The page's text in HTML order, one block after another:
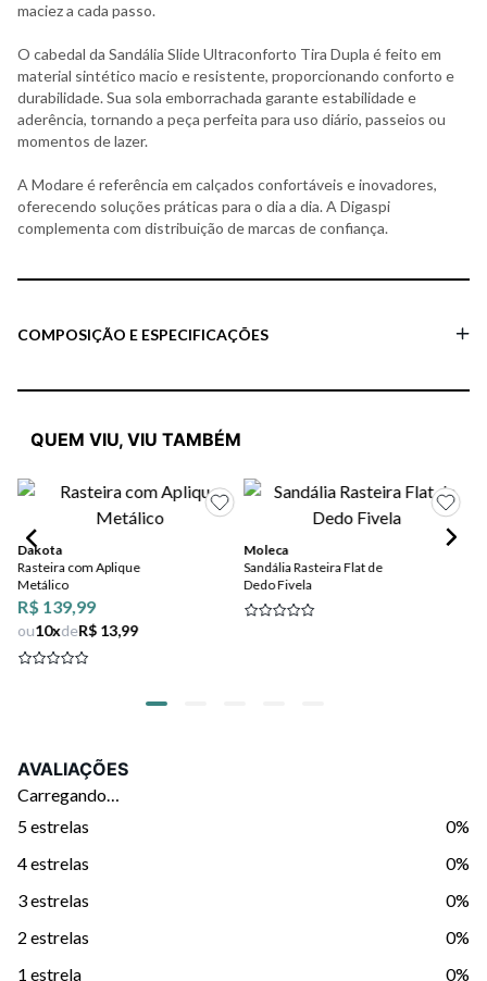
maciez a cada passo.
O cabedal da Sandália Slide Ultraconforto Tira Dupla é feito em
material sintético macio e resistente, proporcionando conforto e
durabilidade. Sua sola emborrachada garante estabilidade e
aderência, tornando a peça perfeita para uso diário, passeios ou
momentos de lazer.
A Modare é referência em calçados confortáveis e inovadores,
oferecendo soluções práticas para o dia a dia. A Digaspi
complementa com distribuição de marcas de confiança.
COMPOSIÇÃO E ESPECIFICAÇÕES
QUEM VIU, VIU TAMBÉM
Dakota
Rasteira com Aplique
Metálico
R$ 139,99
ou10xdeR$ 13,99
Moleca
Sandália Rasteira Flat de
Dedo Fivela
AVALIAÇÕES
Carregando…
5 estrelas
0%
4 estrelas
0%
3 estrelas
0%
2 estrelas
0%
1 estrela
0%